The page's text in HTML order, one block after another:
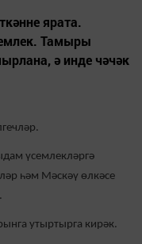
ярата.
Тамыры
ә инде чәчәк
үсемлекләргә
һәм Мәскәү өлкәсе
утыртырга кирәк.